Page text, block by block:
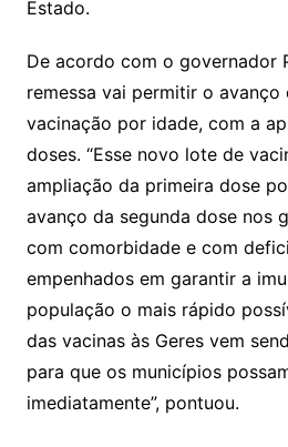
Estado.
De acordo com o governador
remessa vai permitir o avanço
vacinação por idade, com a
doses. “Esse novo lote de
ampliação da primeira dose
avanço da segunda dose nos
com comorbidade e com
empenhados em garantir a
população o mais rápido
das vacinas às Geres vem
para que os municípios
imediatamente”, pontuou.